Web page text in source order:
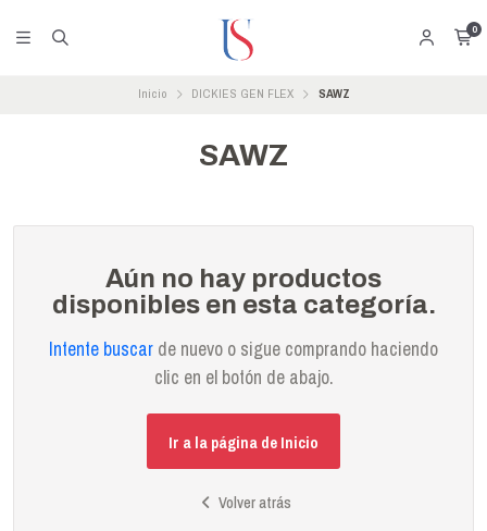
0
Inicio DICKIES GEN FLEX SAWZ
SAWZ
Aún no hay productos
disponibles en esta categoría.
Intente buscar de nuevo o sigue comprando haciendo
clic en el botón de abajo.
Ir a la página de Inicio
Volver atrás